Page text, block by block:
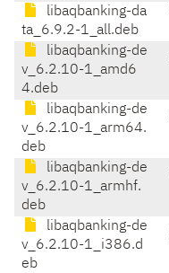
libaqbanking-da
ta_6.9.2-1_all.deb
libaqbanking-de
v_6.2.10-1_amd6
4.deb
libaqbanking-de
v_6.2.10-1_arm64.
deb
libaqbanking-de
v_6.2.10-1_armhf.
deb
libaqbanking-de
v_6.2.10-1_i386.d
eb